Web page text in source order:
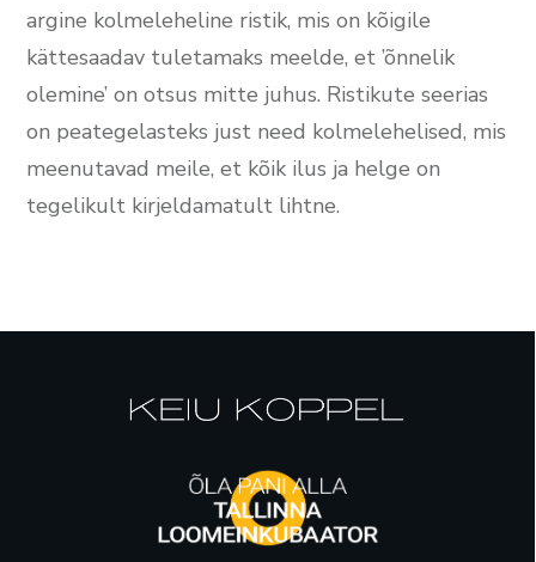
argine kolmeleheline ristik, mis on kõigile
kättesaadav tuletamaks meelde, et ’õnnelik
olemine’ on otsus mitte juhus. Ristikute seerias
on peategelasteks just need kolmelehelised, mis
meenutavad meile, et kõik ilus ja helge on
tegelikult kirjeldamatult lihtne.